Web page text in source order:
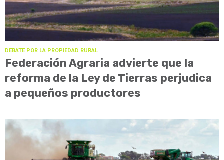
DEBATE POR LA PROPIEDAD RURAL
Federación Agraria advierte que la
reforma de la Ley de Tierras perjudica
a pequeños productores